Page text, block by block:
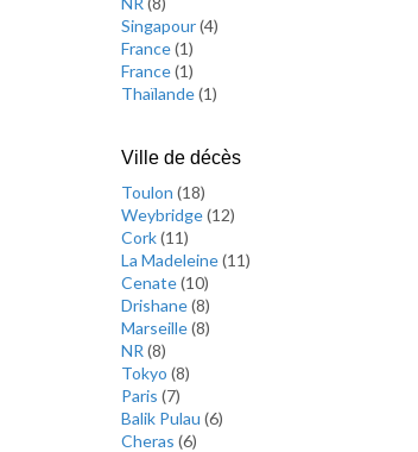
Singapour(4)
France(1)
France(1)
Thaïlande(1)
Ville de décès
Toulon (18)
Weybridge(12)
Cork(11)
La Madeleine(11)
Cenate(10)
Drishane(8)
Marseille(8)
NR (8)
Tokyo (8)
Paris (7)
Balik Pulau (6)
Cheras (6)